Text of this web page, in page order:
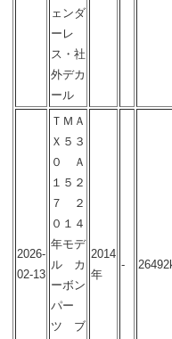
ェンダ
ーレ
ス・社
外デカ
ール
2026-
02-13
ＴＭＡ
Ｘ５３
０ Ａ
１５２
７ ２
０１４
年モデ
ル カ
ーボン
パー
ツ ブ
2014
年
-